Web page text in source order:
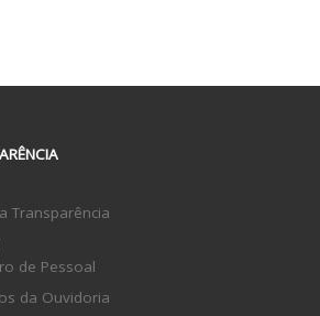
Transparência
de Pessoal
da Ouvidoria